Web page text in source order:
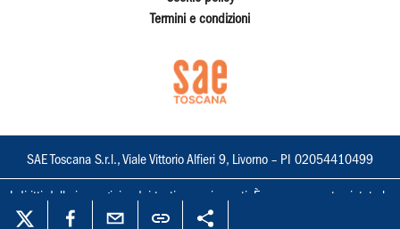
Termini e condizioni
SAE Toscana S.r.l., Viale Vittorio Alfieri 9, Livorno – PI 02054410499
I diritti delle immagini e dei testi sono riservati. È espressamente vietata la
loro riproduzione con qualsiasi mezzo e l'adattamento totale o parziale.